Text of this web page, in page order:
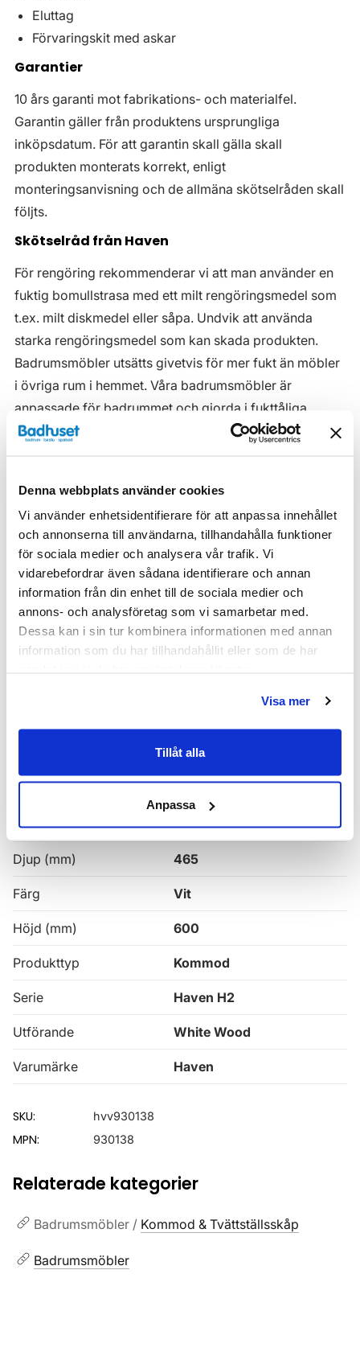
Denna webbplats använder cookies
Vi använder enhetsidentifierare för att anpassa innehållet
och annonserna till användarna, tillhandahålla funktioner
för sociala medier och analysera vår trafik. Vi
vidarebefordrar även sådana identifierare och annan
information från din enhet till de sociala medier och
annons- och analysföretag som vi samarbetar med.
Dessa kan i sin tur kombinera informationen med annan
information som du har tillhandahållit eller som de har
Visa mer
Tillåt alla
Anpassa
Eluttag
Förvaringskit med askar
Garantier
10 års garanti mot fabrikations- och materialfel.
Garantin gäller från produktens ursprungliga
inköpsdatum. För att garantin skall gälla skall
produkten monterats korrekt, enligt
monteringsanvisning och de allmäna skötselråden skall
följts.
Skötselråd från Haven
För rengöring rekommenderar vi att man använder en
fuktig bomullstrasa med ett milt rengöringsmedel som
t.ex. milt diskmedel eller såpa. Undvik att använda
starka rengöringsmedel som kan skada produkten.
Badrumsmöbler utsätts givetvis för mer fukt än möbler
i övriga rum i hemmet. Våra badrumsmöbler är
anpassade för badrummet och gjorda i fukttåliga
material. Men även om våra badrumsmöbler är det, ska
möblerna placeras på ett sådant avstånd från
badkar/dusch att vatten inte kan skvätta direkt på
möbeln. Blöta fläckar, även vanligt vatten, torkas upp
så snart som möjligt.
Haven H2 Serie
Haven H2 Kommoder
Egenskaper
Bredd (mm) 600
Djup (mm) 465
Färg Vit
Höjd (mm) 600
Produkttyp Kommod
Serie Haven H2
Utförande White Wood
Varumärke Haven
SKU: hvv930138
MPN: 930138
Relaterade kategorier
Badrumsmöbler / Kommod & Tvättställsskåp
Badrumsmöbler